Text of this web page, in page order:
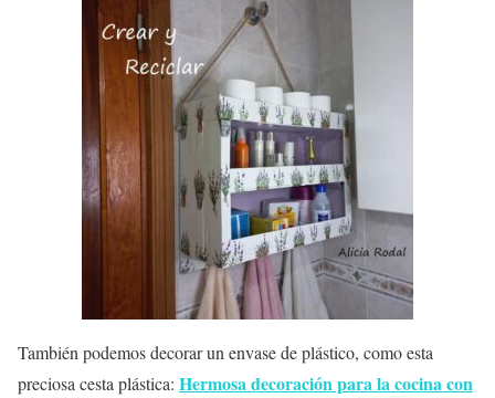
También podemos decorar un envase de plástico, como esta
preciosa cesta plástica: Hermosa decoración para la cocina con